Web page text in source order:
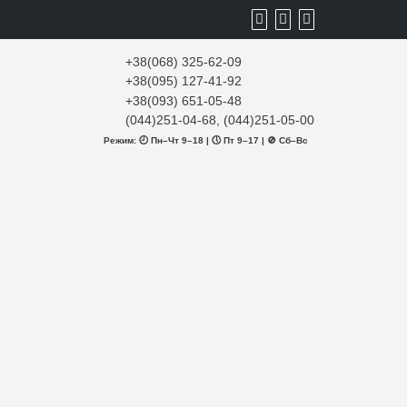
+38(068) 325-62-09
+38(095) 127-41-92
+38(093) 651-05-48
(044)251-04-68, (044)251-05-00
Режим: 🕘 Пн–Чт 9–18 | 🕔 Пт 9–17 | 🚫 Сб–Вс